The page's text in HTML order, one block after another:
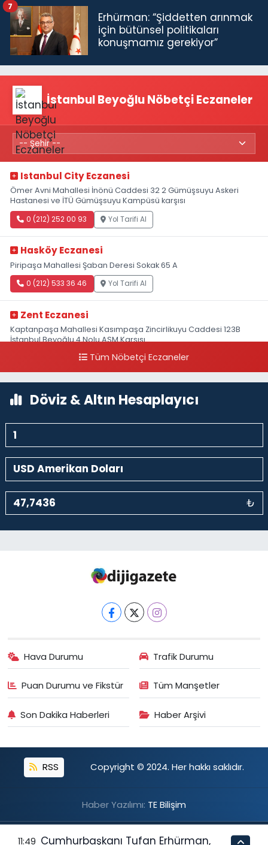
Erhürman: “Şiddetten arınmak
için bütünsel politikaları
konuşmamız gerekiyor”
7
İstanbul Beyoğlu Nöbetçi Eczaneler
Istanbul City Eczanesi
Ömer Avni Mahallesi İnönü Caddesi 32 2 Gümüşsuyu Askeri
Hastanesi ve İTÜ Gümüşsuyu Kampüsü karşısı
0 (212) 252 00 93 Yol Tarifi Al
Hasköy Eczanesi
Piripaşa Mahallesi Şaban Deresi Sokak 65 A
0 (212) 533 36 46 Yol Tarifi Al
Zent Eczanesi
Kaptanpaşa Mahallesi Kasımpaşa Zincirlikuyu Caddesi 123B
İstanbul Beyoğlu 4 Nolu ASM Karşısı
0 (212) 297 96 92 Yol Tarifi Al
Tüm Nöbetçi Eczaneler
Döviz & Altın Hesaplayıcı
₺
Hava Durumu Trafik Durumu
Puan Durumu ve Fikstür Tüm Manşetler
Son Dakika Haberleri Haber Arşivi
RSS Copyright © 2024. Her hakkı saklıdır.
Haber Yazılımı: TE Bilişim
11:49 Cumhurbaşkanı Tufan Erhürman,